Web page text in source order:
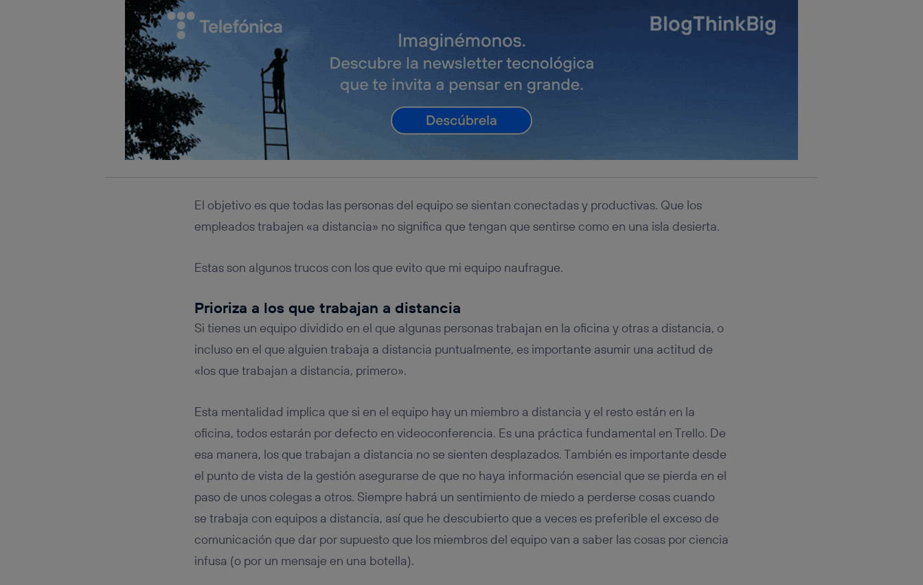
El objetivo es que todas las personas del equipo se sientan conectadas y productivas. Que los
empleados trabajen «a distancia» no significa que tengan que sentirse como en una isla desierta.
Estas son algunos trucos con los que evito que mi equipo naufrague.
Prioriza a los que trabajan a distancia
Si tienes un equipo dividido en el que algunas personas trabajan en la oficina y otras a distancia, o
incluso en el que alguien trabaja a distancia puntualmente, es importante asumir una actitud de
«los que trabajan a distancia, primero».
Esta mentalidad implica que si en el equipo hay un miembro a distancia y el resto están en la
oficina, todos estarán por defecto en videoconferencia. Es una práctica fundamental en Trello. De
esa manera, los que trabajan a distancia no se sienten desplazados. También es importante desde
el punto de vista de la gestión asegurarse de que no haya información esencial que se pierda en el
paso de unos colegas a otros. Siempre habrá un sentimiento de miedo a perderse cosas cuando
se trabaja con equipos a distancia, así que he descubierto que a veces es preferible el exceso de
comunicación que dar por supuesto que los miembros del equipo van a saber las cosas por ciencia
infusa (o por un mensaje en una botella).